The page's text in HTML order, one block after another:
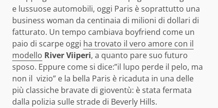
e lussuose automobili, oggi Paris è soprattutto una
business woman da centinaia di milioni di dollari di
fatturato. Un tempo cambiava boyfriend come un
paio di scarpe oggi ha trovato il vero amore con il
modello River Viiperi, a quanto pare suo futuro
sposo. Eppure come si dice:”il lupo perde il pelo, ma
non il vizio” e la bella Paris è ricaduta in una delle
più classiche bravate di gioventù: è stata fermata
dalla polizia sulle strade di Beverly Hills.